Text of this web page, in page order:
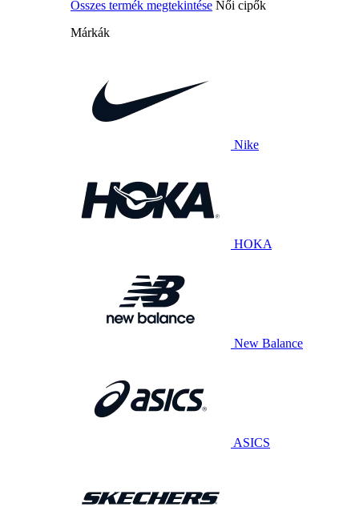
Összes termék megtekintése Női cipők
Márkák
Nike
HOKA
New Balance
ASICS